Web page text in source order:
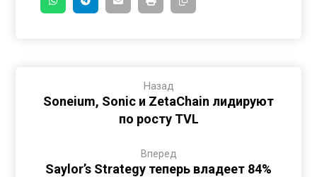
Назад
Soneium, Sonic и ZetaChain лидируют
по росту TVL
Вперед
Saylor’s Strategy теперь владеет 84%